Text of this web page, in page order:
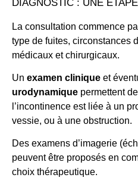
DIAGNOSTIC : UNE
La consultation commence
type de fuites, circonstances
médicaux et chirurgicaux.
Un examen clinique et
urodynamique permettent
l’incontinence est liée à un
vessie, ou à une obstruction.
Des examens d’imagerie
peuvent être proposés en
choix thérapeutique.